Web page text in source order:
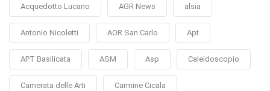
Acquedotto Lucano AGR News alsia
Antonio Nicoletti AOR San Carlo Apt
APT Basilicata ASM Asp Caleidoscopio
Camerata delle Arti Carmine Cicala